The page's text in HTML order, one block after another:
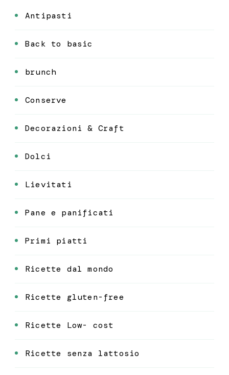
Antipasti
Back to basic
brunch
Conserve
Decorazioni & Craft
Dolci
Lievitati
Pane e panificati
Primi piatti
Ricette dal mondo
Ricette gluten-free
Ricette Low- cost
Ricette senza lattosio